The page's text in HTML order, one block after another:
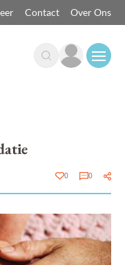
Contact Over Ons
0 0